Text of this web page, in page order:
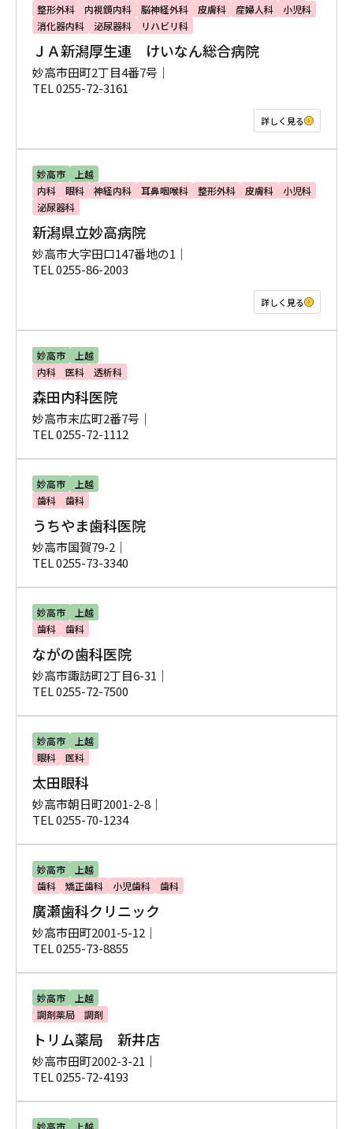
整形外科
内視鏡内科 脳神経外科 皮膚科 産婦人科
小児科
消化器内科
泌尿器科 リハビリ科
ＪＡ新潟厚生連 けいなん総合病院
妙高市田町2丁目4番7号｜
TEL 0255-72-3161
詳しく見る
妙高市
上越
内科
眼科 神経内科 耳鼻咽喉科 整形外科 皮膚科
小児科
泌尿器科
新潟県立妙高病院
妙高市大字田口147番地の1｜
TEL 0255-86-2003
詳しく見る
妙高市
上越
内科
医科 透析科
森田内科医院
妙高市末広町2番7号｜
TEL 0255-72-1112
妙高市
上越
歯科
歯科
うちやま歯科医院
妙高市国賀79-2｜
TEL 0255-73-3340
妙高市
上越
歯科
歯科
ながの歯科医院
妙高市諏訪町2丁目6-31｜
TEL 0255-72-7500
妙高市
上越
眼科
医科
太田眼科
妙高市朝日町2001-2-8｜
TEL 0255-70-1234
妙高市
上越
歯科
矯正歯科 小児歯科 歯科
廣瀬歯科クリニック
妙高市田町2001-5-12｜
TEL 0255-73-8855
妙高市
上越
調剤薬局
調剤
トリム薬局 新井店
妙高市田町2002-3-21｜
TEL 0255-72-4193
妙高市 上越